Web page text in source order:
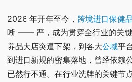
2026 年开年至今， 跨境进口保健
晰 —— 严，成为贯穿全行业的关
养品大店突遭下架，到各大公域平
到进口新规的密集落地，曾经依赖
已然行不通。在行业洗牌的关键节